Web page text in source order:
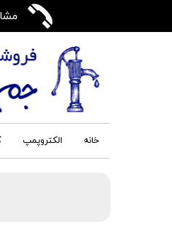
خانه الکتروپمپ